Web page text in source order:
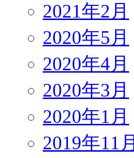
2021年2月
2020年5月
2020年4月
2020年3月
2020年1月
2019年11月